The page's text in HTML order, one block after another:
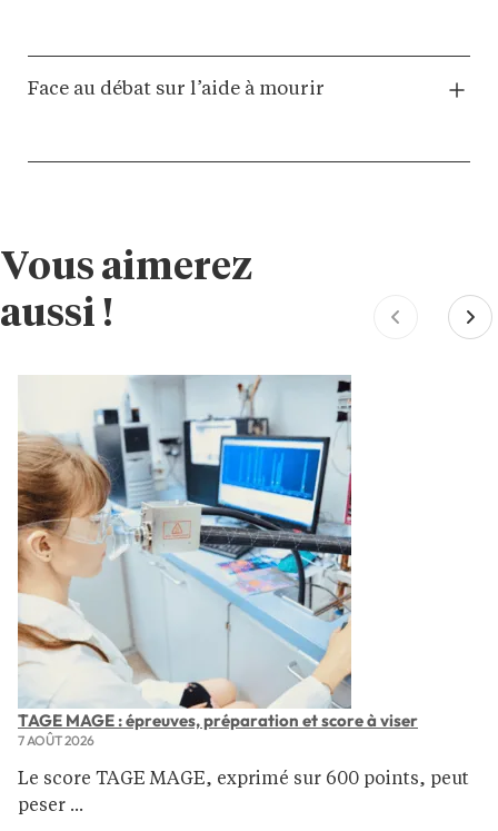
Face au débat sur l’aide à mourir
Vous aimerez
aussi !
TAGE MAGE : épreuves, préparation et score à viser
7 AOÛT 2026
Le score TAGE MAGE, exprimé sur 600 points, peut
peser ...